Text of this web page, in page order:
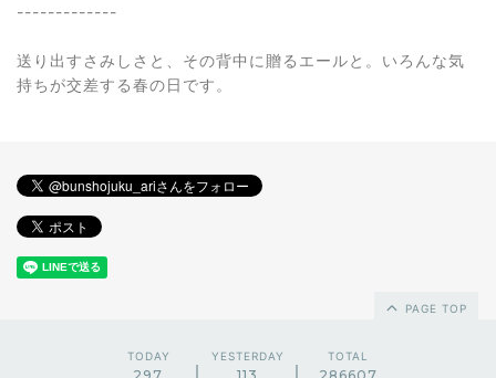
-------------
送り出すさみしさと、その背中に贈るエールと。いろんな気
持ちが交差する春の日です。
PAGE TOP
TODAY YESTERDAY TOTAL